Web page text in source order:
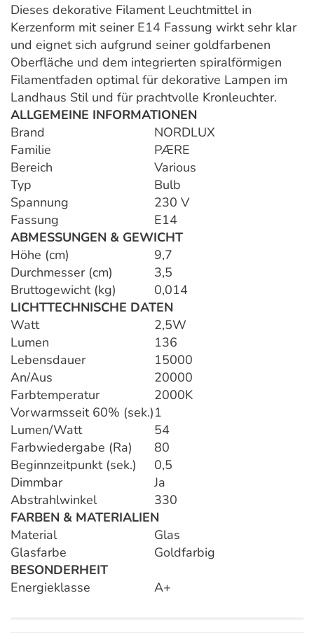
Dieses dekorative Filament Leuchtmittel in
Kerzenform mit seiner E14 Fassung wirkt sehr klar
und eignet sich aufgrund seiner goldfarbenen
Oberfläche und dem integrierten spiralförmigen
Filamentfaden optimal für dekorative Lampen im
Landhaus Stil und für prachtvolle Kronleuchter.
ALLGEMEINE INFORMATIONEN
Brand
NORDLUX
Familie
PÆRE
Bereich
Various
Typ
Bulb
Spannung
230 V
Fassung
E14
ABMESSUNGEN & GEWICHT
Höhe (cm)
9,7
Durchmesser (cm)
3,5
Bruttogewicht (kg)
0,014
LICHTTECHNISCHE DATEN
Watt
2,5W
Lumen
136
Lebensdauer
15000
An/Aus
20000
Farbtemperatur
2000K
Vorwarmsseit 60% (sek.)1
Lumen/Watt
54
Farbwiedergabe (Ra)
80
Beginnzeitpunkt (sek.)
0,5
Dimmbar
Ja
Abstrahlwinkel
330
FARBEN & MATERIALIEN
Material
Glas
Glasfarbe
Goldfarbig
BESONDERHEIT
Energieklasse
A+